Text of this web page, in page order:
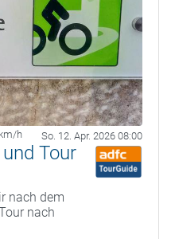
h So. 12. Apr. 2026 08:00
Tour
nach dem
nach